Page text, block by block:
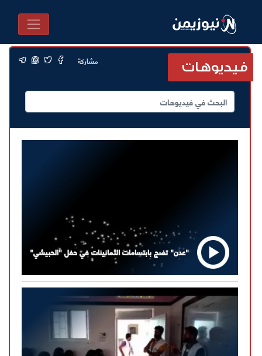
فيديوهات مشاركة
"عدن" تضج بابتسامات الثمانينات في حفل "الحبيشي"